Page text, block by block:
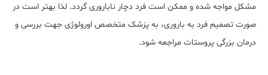
مشکل مواجه شده و ممکن است فرد دچار ناباروری گردد. لذا بهتر است در
صورت تصمیم فرد به باروری، به پزشک متخصص اورولوژی جهت بررسی و
درمان بزرگی پروستات مراجعه شود.